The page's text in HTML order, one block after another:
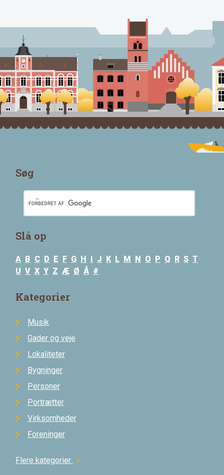
Søg
Slå op
A B C D E F G H I J K L M N O P Q R S T
U V X Y Z Æ Ø Å #
Kategorier
Musik
Gader og veje
Lokaliteter
Bygninger
Personer
Portrætter
Virksomheder
Foreninger
Flere kategorier chevron_right